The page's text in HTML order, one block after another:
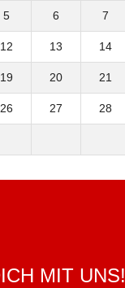
5 6 7
12 13 14
19 20 21
26 27 28
MIT UNS!